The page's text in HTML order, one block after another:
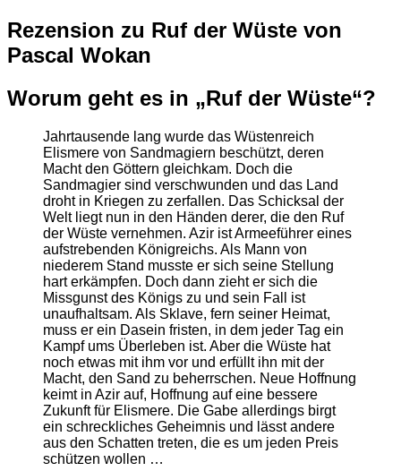
Rezension zu Ruf der Wüste von
Pascal Wokan
Worum geht es in „Ruf der Wüste“?
Jahrtausende lang wurde das Wüstenreich
Elismere von Sandmagiern beschützt, deren
Macht den Göttern gleichkam. Doch die
Sandmagier sind verschwunden und das Land
droht in Kriegen zu zerfallen. Das Schicksal der
Welt liegt nun in den Händen derer, die den Ruf
der Wüste vernehmen. Azir ist Armeeführer eines
aufstrebenden Königreichs. Als Mann von
niederem Stand musste er sich seine Stellung
hart erkämpfen. Doch dann zieht er sich die
Missgunst des Königs zu und sein Fall ist
unaufhaltsam. Als Sklave, fern seiner Heimat,
muss er ein Dasein fristen, in dem jeder Tag ein
Kampf ums Überleben ist. Aber die Wüste hat
noch etwas mit ihm vor und erfüllt ihn mit der
Macht, den Sand zu beherrschen. Neue Hoffnung
keimt in Azir auf, Hoffnung auf eine bessere
Zukunft für Elismere. Die Gabe allerdings birgt
ein schreckliches Geheimnis und lässt andere
aus den Schatten treten, die es um jeden Preis
schützen wollen …